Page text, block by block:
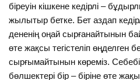
біреуін кішкене кедірлі –
жылытыр бетке. Бет аздап
дененің оңай сырғанайтынын
өте жақсы тегістеліп өңделген
сырғымайтынын көреміз.
бөлшектері бір – біріне өте